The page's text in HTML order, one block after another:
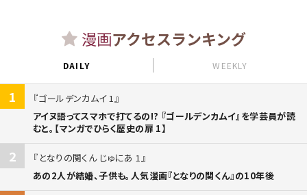
漫画アクセスランキング
DAILY WEEKLY
1
ゴールデンカムイ 1
アイヌ語ってスマホで打てるの!? 『ゴールデンカムイ』を学芸員が読
むと。【マンガでひらく歴史の扉 1】
2
となりの関くん じゅにあ 1
あの2人が結婚、子供も。人気漫画『となりの関くん』の10年後